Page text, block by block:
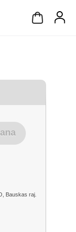
Bauskas raj.